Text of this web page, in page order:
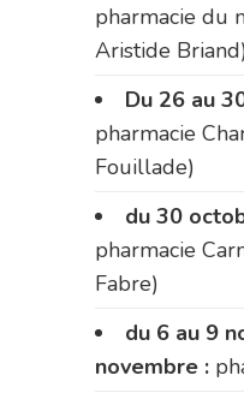
pharmacie du
Aristide
Du 26 au
pharmacie
Fouillade)
du 30
pharmacie
Fabre)
du 6 au 9
novembre :